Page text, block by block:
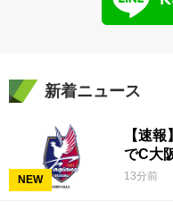
新着ニュース
NEW
【速
でC大
13分前